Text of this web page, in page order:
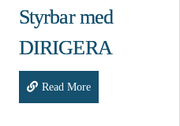
Styrbar med
DIRIGERA
Read More